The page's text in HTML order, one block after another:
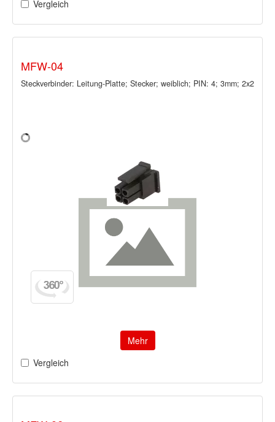
Vergleich
MFW-04
Steckverbinder: Leitung-Platte; Stecker; weiblich; PIN: 4; 3mm; 2x2
Mehr
Vergleich